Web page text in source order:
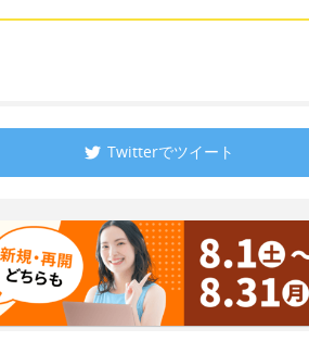
Twitterでツイート